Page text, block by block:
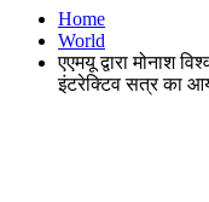
Home
World
एएमयू द्वारा मोनाश
इंटरेक्टिव सत्र का